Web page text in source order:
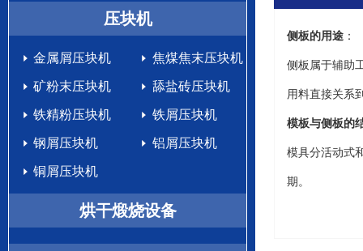
生产设备
压块机
金属屑压块机 焦煤焦末压块机
矿粉末压块机 舔盐砖压块机
铁精粉压块机 铁屑压块机
钢屑压块机 铝屑压块机
铜屑压块机
烘干煅烧设备
侧板的用途 ：
侧板属于辅助
用料直接关系
模板与侧板的
模具分活动式
期。